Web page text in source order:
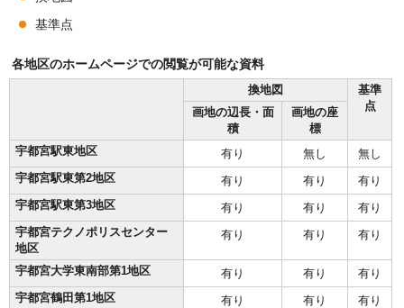
基準点
各地区のホームページでの閲覧が可能な資料
換地図
基準
点
画地の辺長・面
積
画地の座
標
宇都宮駅東地区
有り 無し
無し
宇都宮駅東第2地区
有り 有り
有り
宇都宮駅東第3地区
有り 有り
有り
宇都宮テクノポリスセンター
地区
有り 有り 有り
宇都宮大学東南部第1地区 有り 有り
有り
宇都宮鶴田第1地区
有り 有り
有り